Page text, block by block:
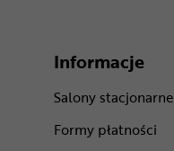
Informacje
Salony stacjonarne
Formy płatności